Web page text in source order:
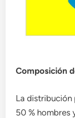
Composición
La distribución
50 % hombres